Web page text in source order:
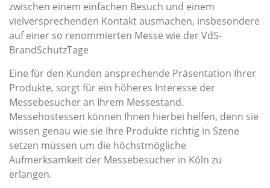
zwischen einem einfachen Besuch und einem
vielversprechenden Kontakt ausmachen, insbesondere
auf einer so renommierten Messe wie der VdS-
BrandSchutzTage
Eine für den Kunden ansprechende Präsentation Ihrer
Produkte, sorgt für ein höheres Interesse der
Messebesucher an Ihrem Messestand.
Messehostessen können Ihnen hierbei helfen, denn sie
wissen genau wie sie Ihre Produkte richtig in Szene
setzen müssen um die höchstmögliche
Aufmerksamkeit der Messebesucher in Köln zu
erlangen.